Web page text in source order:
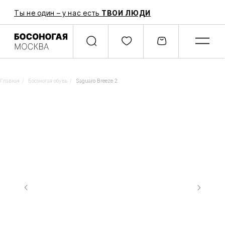
Ты не один – у нас есть ТВОИ ЛЮДИ
Главная / Босоногая обувь / Saguaro Breeze 2